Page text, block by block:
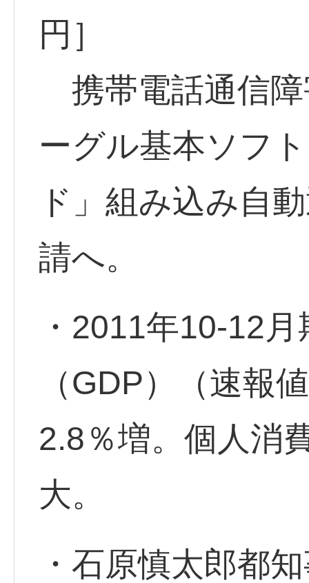
円］
携帯電話通信障
ーグル基本ソフ
ド」組み込み自
請へ。
・2011年10-12
（GDP）（速報
2.8％増。個人消
大。
・石原慎太郎都